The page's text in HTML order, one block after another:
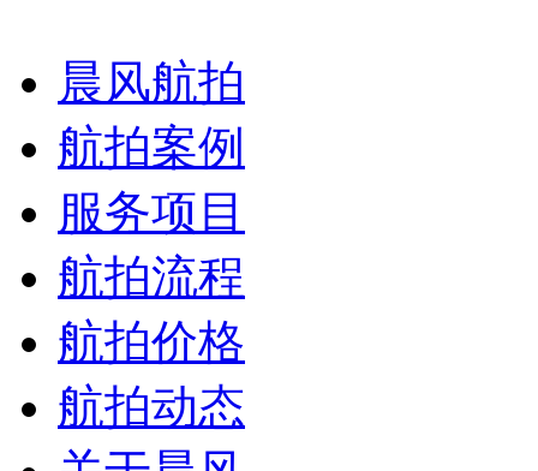
晨风航拍
航拍案例
服务项目
航拍流程
航拍价格
航拍动态